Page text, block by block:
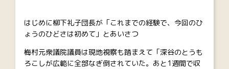
はじめに柳下礼子団長が「これまでの経験で、今回のひ
ょうのひどさは初めて」とあいさつ
梅村元衆議院議員は現地視察も踏まえて「深谷のとうも
ろこしが広範に全部なぎ倒されていた。あと1週間で収